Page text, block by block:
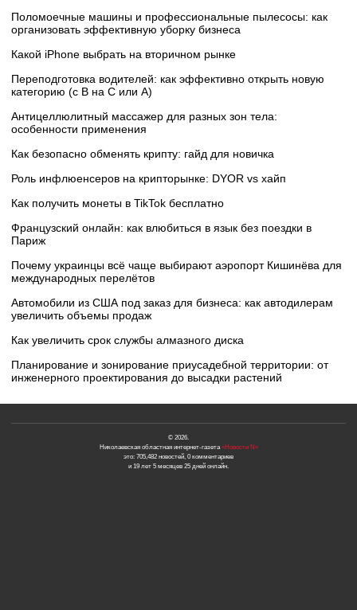
Поломоечные машины и профессиональные пылесосы: как
организовать эффективную уборку бизнеса
Какой iPhone выбрать на вторичном рынке
Переподготовка водителей: как эффективно открыть новую
категорию (с B на C или А)
Антицеллюлитный массажер для разных зон тела:
особенности применения
Как безопасно обменять крипту: гайд для новичка
Роль инфлюенсеров на крипторынке: DYOR vs хайп
Как получить монеты в TikTok бесплатно
Французский онлайн: как влюбиться в язык без поездки в
Париж
Почему украинцы всё чаще выбирают аэропорт Кишинёва для
международных перелётов
Автомобили из США под заказ для бизнеса: как автодилерам
увеличить объемы продаж
Как увеличить срок службы алмазного диска
Планирование и зонирование приусадебной территории: от
инженерного проектирования до высадки растений
© 2026.
Николаевская областная интернет-газета«Новости N»
это: 705,482 новостей, 0 комментариев
и 19 лет 5 месяцев 25 дней онлайн.